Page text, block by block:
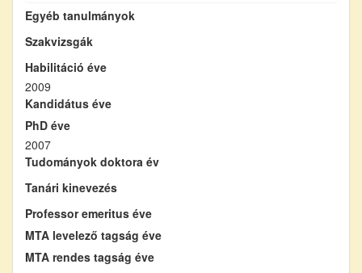
Egyéb tanulmányok
Szakvizsgák
Habilitáció éve
2009
Kandidátus éve
PhD éve
2007
Tudományok doktora év
Tanári kinevezés
Professor emeritus éve
MTA levelező tagság éve
MTA rendes tagság éve